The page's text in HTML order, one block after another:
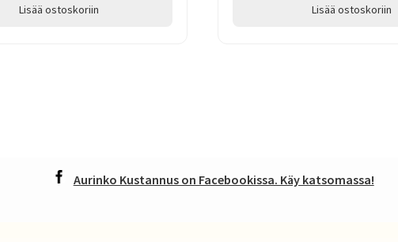
Lisää ostoskoriin Lisää ostoskoriin
Aurinko Kustannus on Facebookissa. Käy katsomassa!